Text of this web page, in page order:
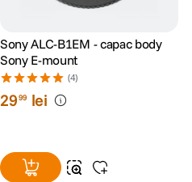
Sony ALC-B1EM - capac body
Sony E-mount
(4)
2999 lei